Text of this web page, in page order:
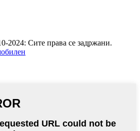
2024: Сите права се задржани.